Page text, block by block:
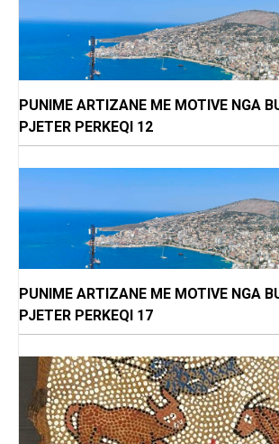
PUNIME ARTIZANE ME MOTIVE NGA
PJETER PERKEQI 12
PUNIME ARTIZANE ME MOTIVE NGA
PJETER PERKEQI 17